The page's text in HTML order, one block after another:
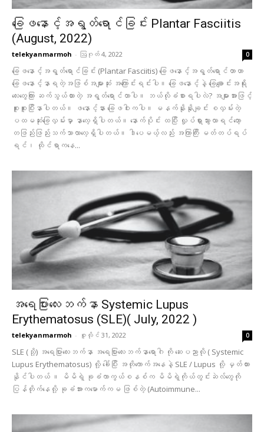
ခြေဖနောင့်အရွတ်ရောင်ခြင်း Plantar Fasciitis
(August, 2022)
telekyanmarmoh - ဩဂုတ် 4, 2022 0
ခြေဖနောင့်အရွတ်ရောင်ခြင်း (Plantar Fasciitis) ခြေဖနောင့်အရွတ်ရောင်တာဟာ
ခြေ‌ဖနောင့်နာရတဲ့အဖြစ်အများဆုံး အကြောင်းရင်းပါ။ ခြေဖနောင့်နဲ့ ခြေချောင်းအရိုး
လေးတွေကြား ဆက်သွယ်ထားတဲ့ အရွတ်ရောင်တာပါ။ ဘယ်လိုခံစားရပါလဲ? အများအားဖြင့်
စူးစူးပြီးနာပါတယ်။ ဖနောင့်နား ခြေဖဝါးကပါ။ မနက်နိုးနိုးချင်း စလှမ်းတဲ့
ပထမဆုံးခြေလှမ်းမှာ နာလေ့ရှိပါတယ်။ နောက်ပိုင်း ထပြီး လှုပ်ရှားသွားလာရင်တော့
တဖြည်းဖြည်းသက်သာလာလေ့ရှိပါတယ်။ ဒါပေမယ့်လည်း အကြာကြီး မတ်တပ်ရပ်
ရင်၊ ထိုင်ရာကနေ...
အရေပြားလေးဘက်နာ Systemic Lupus
Erythematosus (SLE)( July, 2022 )
telekyanmarmoh - ဇူလိုင် 31, 2022 0
SLE (သို့) အရေပြားလေးဘက်နာ အရေပြားလေးဘက်နာရောဂါ ကို ဆေးပညာလို ( Systemic
Lupus Erythematosus) လို့ ခေါ်ပြီး အတိုကောက်အနေနဲ့ SLE / Lupus လို့ မှတ်ထား
နိုင်ပါတယ် ။ မိမိရဲ့ ခုခံကာကွယ်စနစ်က မိမိရဲ့ကိုယ်တွင်းဆဲလ်‌တွေကို
ပြန်တိုက်နေလို့ ခုခံအားကမောက်ကမ ဖြစ်တဲ့ (Autoimmune...